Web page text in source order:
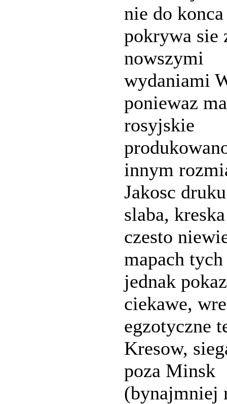
nie do konca
pokrywa sie
nowszymi
wydaniami
poniewaz
rosyjskie
innym
Jakosc
slaba,
czesto
mapach
jednak
ciekawe,
egzotyczne
Kresow,
poza Minsk
(bynajmniej